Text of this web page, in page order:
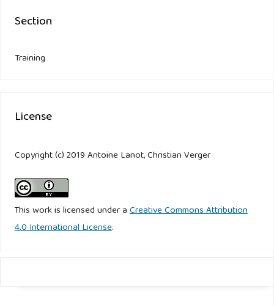
Section
Training
License
Copyright (c) 2019 Antoine Lanot, Christian Verger
This work is licensed under aCreative Commons Attribution
4.0 International License.